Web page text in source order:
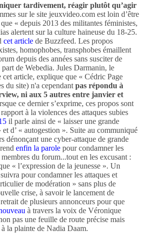
tardivement, réagir plutôt qu’agir
sur le site jeuxvideo.com est loin d’être
« depuis 2013 des militantes féministes,
alertent sur la culture haineuse du 18-25.
cet article de Buzzfeed. Les propos
homophobes, transphobes émaillent
depuis des années sans susciter de
de Webedia. Jules Darmanin, le
cet article, explique que « Cédric Page
du site) n'a cependant pas répondu à
ni aux 5 autres entre janvier et
ce dernier s’exprime, ces propos sont
à la violences des attaques subies
il parle ainsi de « laisser une grande
d’ « autogestion ». Suite au communiqué
dénonçant une cyber-attaque de grande
enfin la parole pour condamner les
du forum...tout en les excusant :
« l’expression de la jeunesse ». Un
pour condamner les attaques et
de modération » sans plus de
crise, à savoir le lancement de
de plusieurs annonceurs pour que
à travers la voix de Véronique
pas une feuille de route précise mais
la plainte de Nadia Daam.